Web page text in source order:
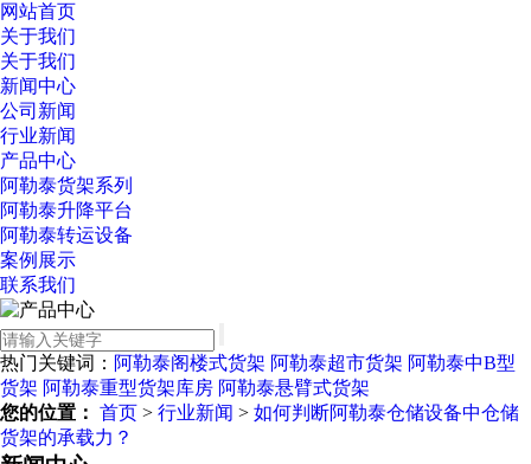
网站首页
关于我们
关于我们
新闻中心
公司新闻
行业新闻
产品中心
阿勒泰货架系列
阿勒泰升降平台
阿勒泰转运设备
案例展示
联系我们
热门关键词： 阿勒泰阁楼式货架 阿勒泰超市货架 阿勒泰中B型
货架 阿勒泰重型货架库房 阿勒泰悬臂式货架
您的位置： 首页 > 行业新闻 > 如何判断阿勒泰仓储设备中仓储
货架的承载力？